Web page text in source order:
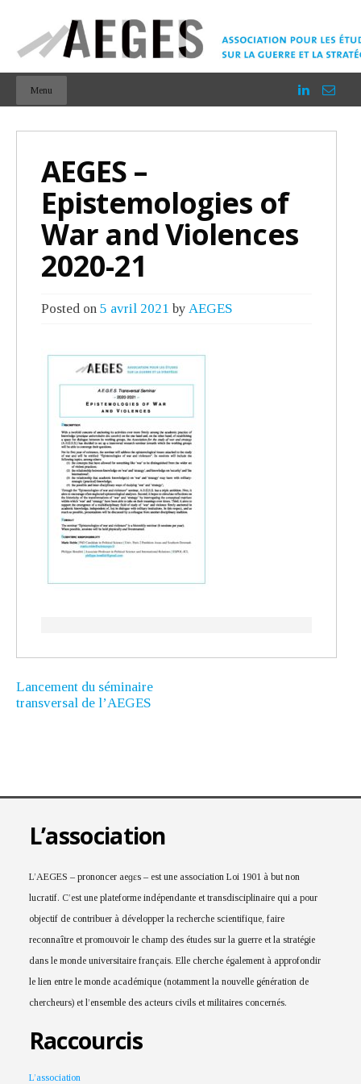
Menu
AEGES –
Epistemologies of
War and Violences
2020-21
Posted on 5 avril 2021 by AEGES
Lancement du séminaire
transversal de l’AEGES
L’association
L’AEGES – prononcer aeɡɛs – est une association Loi 1901 à but non
lucratif. C’est une plateforme indépendante et transdisciplinaire qui a pour
objectif de contribuer à développer la recherche scientifique, faire
reconnaître et promouvoir le champ des études sur la guerre et la stratégie
dans le monde universitaire français. Elle cherche également à approfondir
le lien entre le monde académique (notamment la nouvelle génération de
chercheurs) et l’ensemble des acteurs civils et militaires concernés.
Raccourcis
L’association